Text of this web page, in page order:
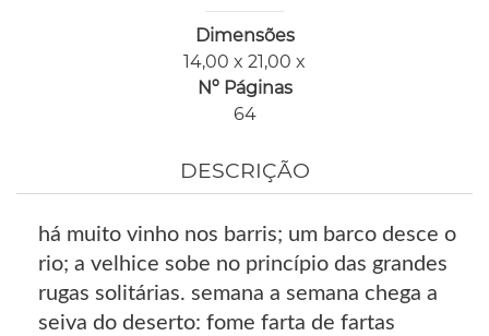
Dimensões
14,00 x 21,00 x
Nº Páginas
64
DESCRIÇÃO
há muito vinho nos barris; um barco desce o
rio; a velhice sobe no princípio das grandes
rugas solitárias. semana a semana chega a
seiva do deserto: fome farta de fartas